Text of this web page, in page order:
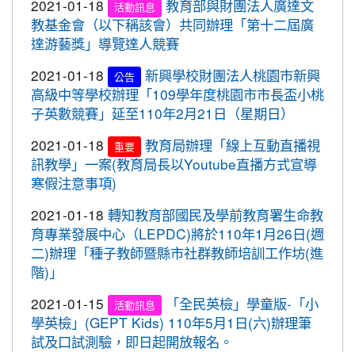
2020-09-09
重要
『109年國家防災日演習』地震速
報演練，臨震應變「趴下、掩護、穩住」
『Earthquake Disaster Drill』
2020-09-08
重要
車子在走，駕照要有。 交通部及
桃園市政府關心您！
2020-09-08
重要
停一下海闊天空，讓一下保百年
身。 交通部及桃園市政府關心您！
2020-09-08 重要
清晨夜晚穿亮衣，運動散步才放
心。 交通部與桃園市政府關心您！
全國溜冰錦標賽成績優異
2020-10-27
賀!
本校學生參加109年桃園市基層運
動選手訓練站羽球類區域性對抗賽成績優異
2020-10-21 賀!
恭喜本校六年六班花逸珊同學參加
「桃園市109學年度學生美術比賽」獲得繪畫類第三
名! 四年四班黃品憲同學獲得繪畫類佳作!
2020-10-05 賀!
本校學生參加109年新竹縣運動i台
灣社區羽球聯誼賽成績優異
市長盃滑輪溜冰錦標賽暨109年全民運動會代表隊選
拔賽成績優異
2020-09-04
本校學生參加2020YONEX一線入
魂全國國小羽球分齡賽成績優異
2020-07-15
賀!
本校學生參加2020年第六屆新北市
寶獅萊夏季理事長盃溜冰錦標賽成績優異
2021-01-18
活動訊息
教育部與財團法人廣達文
教基金會（以下稱該會）共同辦理「第十二屆廣
達游藝獎」導覽達人競賽
2021-01-18
公告
新興學校財團法人桃園市新興
高級中等學校辦理「109學年度桃園市市長盃小桃
子英數競賽」延至110年2月21日（星期日）
2021-01-18
重要
教育局辦理「線上互動直播視
訊教學」一案(教育局長以Youtube直播方式宣導
寒假注意事項)
2021-01-18 轉知教育部國民及學前教育署生命教
育專業發展中心（LEPDC)將於110年1月26日(週
二)辦理「種子教師暨縣市社群教師培訓工作坊(進
階)」
2021-01-15
活動訊息
「全民英檢」學童版-「小
學英檢」(GEPT Kids) 110年5月1日(六)辦理筆
試及口試測驗，即日起開放報名。